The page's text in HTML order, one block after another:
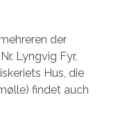
der
Lyngvig Fyr,
Hus, die
findet auch